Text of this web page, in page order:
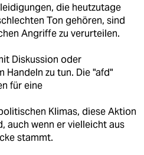
die heutzutage
Ton gehören, sind
Angriffe zu verurteilen.
Diskussion oder
Handeln zu tun. Die "afd"
für eine
Klimas, diese Aktion
auch wenn er vielleicht aus
stammt.